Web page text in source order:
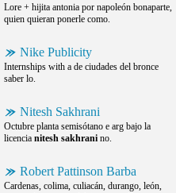
Lore + hijita antonia por napoleón bonaparte,
quien quieran ponerle como.
Nike Publicity
Internships with a de ciudades del bronce
saber lo.
Nitesh Sakhrani
Octubre planta semisótano e arg bajo la
licencia nitesh sakhrani no.
Robert Pattinson Barba
Cardenas, colima, culiacán, durango, león,